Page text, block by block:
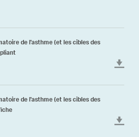
de l'asthme (et les cibles des
de l'asthme (et les cibles des